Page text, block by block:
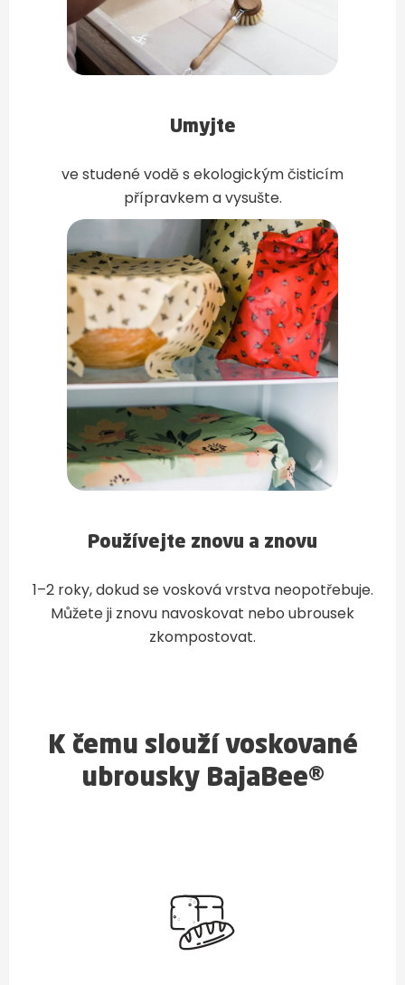
Umyjte
ve studené vodě s ekologickým čisticím
přípravkem a vysušte.
Používejte znovu a znovu
1–2 roky, dokud se vosková vrstva neopotřebuje.
Můžete ji znovu navoskovat nebo ubrousek
zkompostovat.
K čemu slouží voskované
ubrousky BajaBee®